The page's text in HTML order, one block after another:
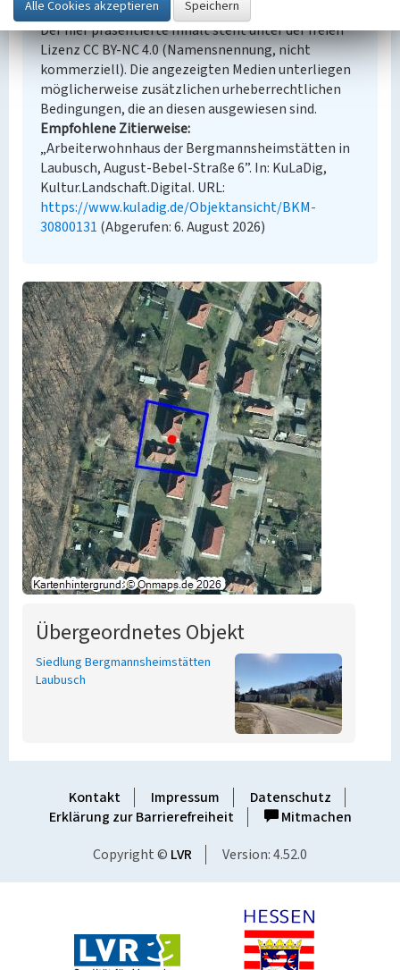
Urheberrechtlicher Hinweis
Der hier präsentierte Inhalt steht unter der freien
Lizenz CC BY-NC 4.0 (Namensnennung, nicht
kommerziell). Die angezeigten Medien unterliegen
möglicherweise zusätzlichen urheberrechtlichen
Bedingungen, die an diesen ausgewiesen sind.
Empfohlene Zitierweise
„Arbeiterwohnhaus der Bergmannsheimstätten in
Laubusch, August-Bebel-Straße 6”. In: KuLaDig,
Kultur.Landschaft.Digital. URL:
https://www.kuladig.de/Objektansicht/BKM-
30800131 (Abgerufen: 6. August 2026)
Übergeordnetes Objekt
Siedlung Bergmannsheimstätten
Laubusch
Kontakt Impressum
Datenschutz
Erklärung zur Barrierefreiheit
Mitmachen
Copyright © LVR Version: 4.52.0